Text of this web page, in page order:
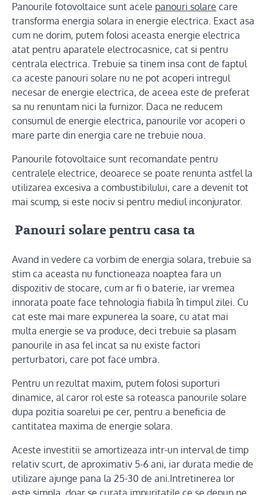
Panourile fotovoltaice sunt acele panouri solare care
transforma energia solara in energie electrica. Exact asa
cum ne dorim, putem folosi aceasta energie electrica
atat pentru aparatele electrocasnice, cat si pentru
centrala electrica. Trebuie sa tinem insa cont de faptul
ca aceste panouri solare nu ne pot acoperi intregul
necesar de energie electrica, de aceea este de preferat
sa nu renuntam nici la furnizor. Daca ne reducem
consumul de energie electrica, panourile vor acoperi o
mare parte din energia care ne trebuie noua.
Panourile fotovoltaice sunt recomandate pentru
centralele electrice, deoarece se poate renunta astfel la
utilizarea excesiva a combustibilului, care a devenit tot
mai scump, si este nociv si pentru mediul inconjurator.
Panouri solare pentru casa ta
Avand in vedere ca vorbim de energia solara, trebuie sa
stim ca aceasta nu functioneaza noaptea fara un
dispozitiv de stocare, cum ar fi o baterie, iar vremea
innorata poate face tehnologia fiabila în timpul zilei. Cu
cat este mai mare expunerea la soare, cu atat mai
multa energie se va produce, deci trebuie sa plasam
panourile in asa fel incat sa nu existe factori
perturbatori, care pot face umbra.
Pentru un rezultat maxim, putem folosi suporturi
dinamice, al caror rol este sa roteasca panourile solare
dupa pozitia soarelui pe cer, pentru a beneficia de
cantitatea maxima de energie solara.
Aceste investitii se amortizeaza intr-un interval de timp
relativ scurt, de aproximativ 5-6 ani, iar durata medie de
utilizare ajunge pana la 25-30 de ani.Intretinerea lor
este simpla, doar se curata impuritatile ce se depun pe